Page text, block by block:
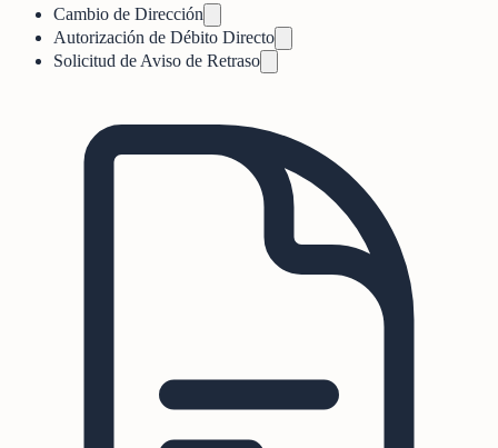
Cambio de Dirección
Autorización de Débito Directo
Solicitud de Aviso de Retraso